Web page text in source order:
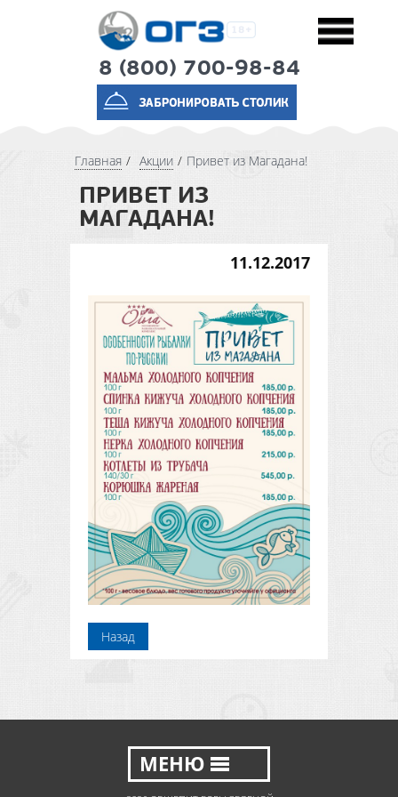
8 (800) 700-98-84
Главная Акции Привет из Магадана!
ПРИВЕТ ИЗ
МАГАДАНА!
11.12.2017
Назад